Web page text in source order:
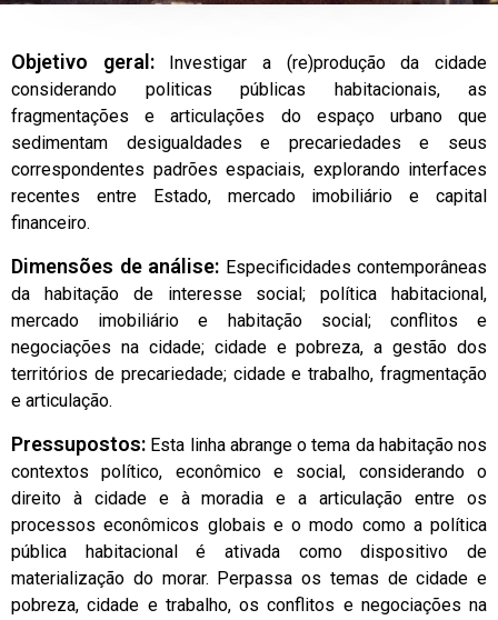
Objetivo geral: Investigar a (re)produção da cidade
considerando politicas públicas habitacionais, as
fragmentações e articulações do espaço urbano que
sedimentam desigualdades e precariedades e seus
correspondentes padrões espaciais, explorando interfaces
recentes entre Estado, mercado imobiliário e capital
financeiro.
Dimensões de análise: Especificidades contemporâneas
da habitação de interesse social; política habitacional,
mercado imobiliário e habitação social; conflitos e
negociações na cidade; cidade e pobreza, a gestão dos
territórios de precariedade; cidade e trabalho, fragmentação
e articulação.
Pressupostos: Esta linha abrange o tema da habitação nos
contextos político, econômico e social, considerando o
direito à cidade e à moradia e a articulação entre os
processos econômicos globais e o modo como a política
pública habitacional é ativada como dispositivo de
materialização do morar. Perpassa os temas de cidade e
pobreza, cidade e trabalho, os conflitos e negociações na